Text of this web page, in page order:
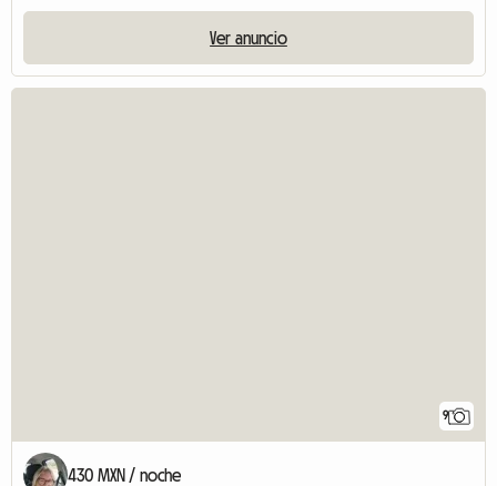
Ver anuncio
9
430 MXN / noche